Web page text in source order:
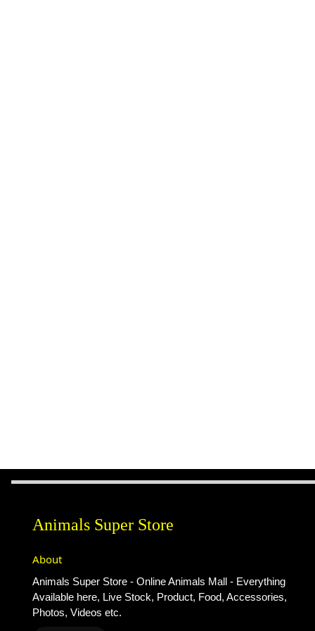
Animals Super Store
About
Animals Super Store - Online Animals Mall - Everything
Available here, Live Stock, Product, Food, Accessories,
Photos, Videos etc.